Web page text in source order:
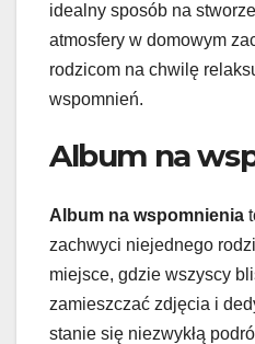
idealny sposób na
atmosfery w domowym
rodzicom na chwilę
wspomnień.
Album na
Album na wspomnienia
zachwyci niejednego
miejsce, gdzie wszyscy
zamieszczać zdjęcia i
stanie się niezwykłą